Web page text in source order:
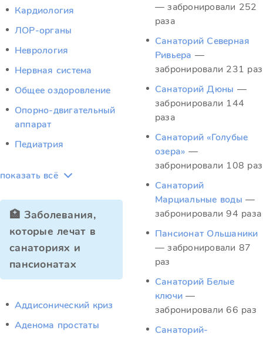
Кардиология
ЛОР-органы
Неврология
Нервная система
Общее оздоровление
Опорно-двигательный
аппарат
Педиатрия
показать всё
🏥 Заболевания,
которые лечат в
санаториях и
пансионатах
Аддисонический криз
Аденома простаты
— забронировали 252
раза
Санаторий Северная
Ривьера —
забронировали 231 раз
Санаторий Дюны —
забронировали 144
раза
Санаторий «Голубые
озера» —
забронировали 108 раз
Санаторий
Марциальные воды —
забронировали 94 раза
Пансионат Ольшаники
— забронировали 87
раз
Санаторий Белые
ключи —
забронировали 66 раз
Санаторий-